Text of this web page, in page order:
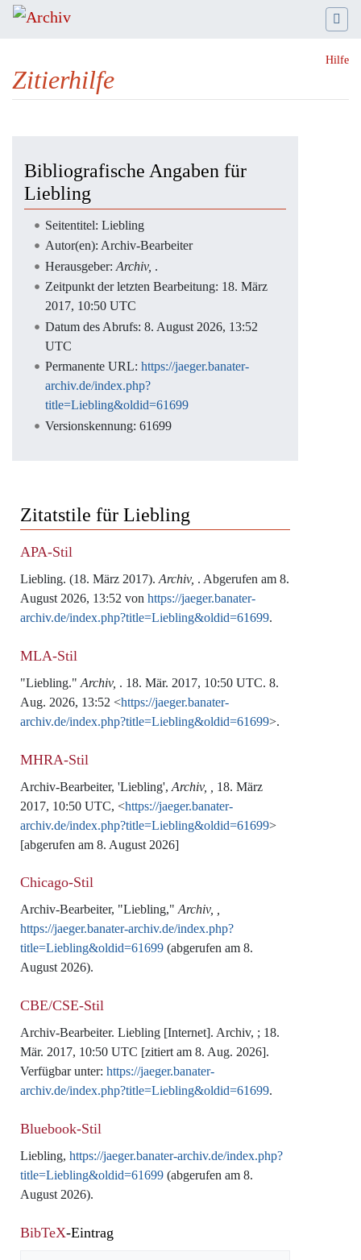
Hilfe
Zitierhilfe
Bibliografische Angaben für
Liebling
Seitentitel: Liebling
Autor(en): Archiv-Bearbeiter
Herausgeber: Archiv, .
Zeitpunkt der letzten Bearbeitung: 18. März
2017, 10:50 UTC
Datum des Abrufs: 8. August 2026, 13:52
UTC
Permanente URL: https://jaeger.banater-
archiv.de/index.php?
title=Liebling&oldid=61699
Versionskennung: 61699
Zitatstile für Liebling
APA-Stil
Liebling. (18. März 2017). Archiv, . Abgerufen am 8.
August 2026, 13:52 von https://jaeger.banater-
archiv.de/index.php?title=Liebling&oldid=61699.
MLA-Stil
"Liebling." Archiv, . 18. Mär. 2017, 10:50 UTC. 8.
Aug. 2026, 13:52 <https://jaeger.banater-
archiv.de/index.php?title=Liebling&oldid=61699>.
MHRA-Stil
Archiv-Bearbeiter, 'Liebling', Archiv, ,
18. März
2017, 10:50 UTC, <https://jaeger.banater-
archiv.de/index.php?title=Liebling&oldid=61699>
[abgerufen am 8. August 2026]
Chicago-Stil
Archiv-Bearbeiter, "Liebling," Archiv, ,
https://jaeger.banater-archiv.de/index.php?
title=Liebling&oldid=61699 (abgerufen am 8.
August 2026).
CBE/CSE-Stil
Archiv-Bearbeiter. Liebling [Internet]. Archiv, ; 18.
Mär. 2017, 10:50 UTC [zitiert am 8. Aug. 2026].
Verfügbar unter: https://jaeger.banater-
archiv.de/index.php?title=Liebling&oldid=61699.
Bluebook-Stil
Liebling, https://jaeger.banater-archiv.de/index.php?
title=Liebling&oldid=61699 (abgerufen am 8.
August 2026).
BibTeX-Eintrag